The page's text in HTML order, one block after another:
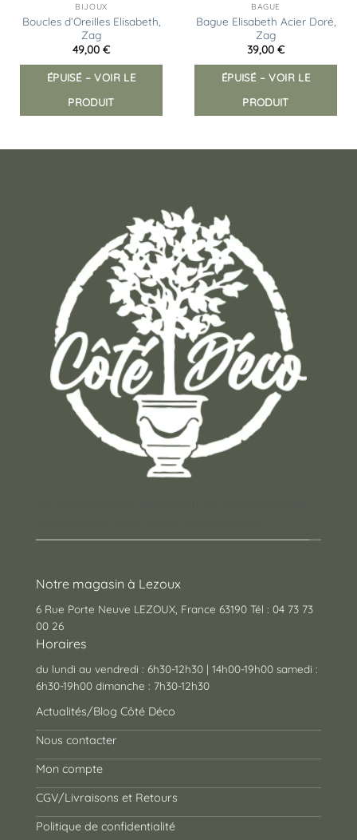
BIJOUX
Boucles d’Oreilles Elisabeth,
Zag
49,00 €
ÉPUISÉ – VOIR LE
PRODUIT
BAGUE
Bague Elisabeth Acier Doré,
Zag
39,00 €
ÉPUISÉ – VOIR LE
PRODUIT
Notre magasin à Lezoux
6 Rue Porte Neuve LEZOUX, France 63190 Tél : 04 73 73
00 26
Horaires
du lundi au vendredi : 6h30-12h30 | 14h00-19h00 samedi :
6h30-19h00 dimanche : 7h30-12h30
Actualités/Blog Côté Déco
Nous contacter
Mon compte
CGV/Livraisons et Retours
Politique de confidentialité